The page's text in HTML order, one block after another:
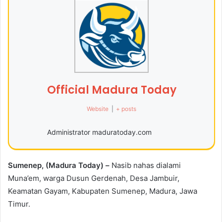
Official Madura Today
Website + posts
Administrator maduratoday.com
Sumenep, (Madura Today) – Nasib nahas dialami
Muna’em, warga Dusun Gerdenah, Desa Jambuir,
Keamatan Gayam, Kabupaten Sumenep, Madura, Jawa
Timur.